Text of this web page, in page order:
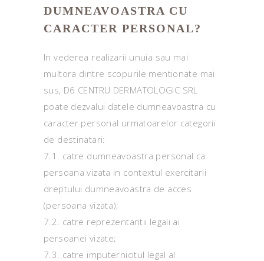
DUMNEAVOASTRA CU
CARACTER PERSONAL?
In vederea realizarii unuia sau mai
multora dintre scopurile mentionate mai
sus, D6 CENTRU DERMATOLOGIC SRL
poate dezvalui datele dumneavoastra cu
caracter personal urmatoarelor categorii
de destinatari:
7.1. catre dumneavoastra personal ca
persoana vizata in contextul exercitarii
dreptului dumneavoastra de acces
(persoana vizata);
7.2. catre reprezentantii legali ai
persoanei vizate;
7.3. catre imputernicitul legal al